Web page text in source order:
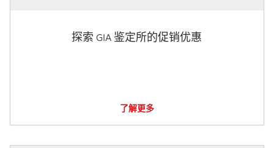
探索 GIA 鉴定所的促销优惠
了解更多